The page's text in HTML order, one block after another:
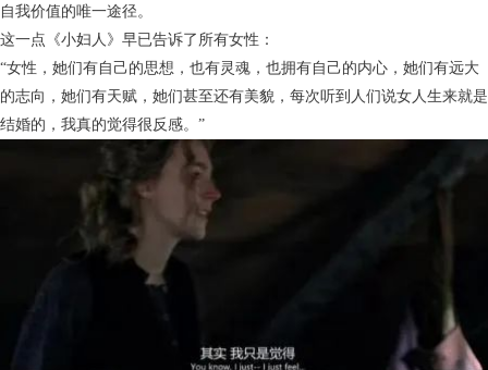
自我价值的唯一途径。
这一点《小妇人》早已告诉了所有女性：
“女性，她们有自己的思想，也有灵魂，也拥有自己的内心，她们有远大
的志向，她们有天赋，她们甚至还有美貌，每次听到人们说女人生来就是
结婚的，我真的觉得很反感。”